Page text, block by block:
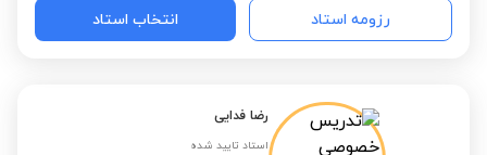
رزومه استاد انتخاب استاد
رضا فدایی
استاد تایید شده